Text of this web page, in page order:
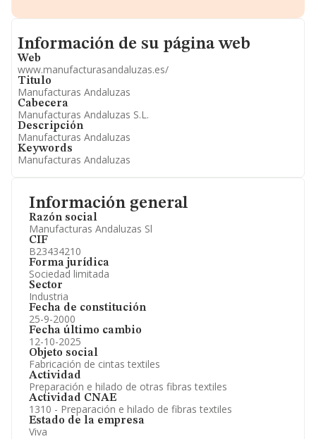
Información general
Razón social
Manufacturas Andaluzas Sl
CIF
B23434210
Forma jurídica
Sociedad limitada
Sector
Industria
Fecha de constitución
25-9-2000
Fecha último cambio
12-10-2025
Objeto social
Fabricación de cintas textiles
Actividad
Preparación e hilado de otras fibras textiles
Actividad CNAE
1310 - Preparación e hilado de fibras textiles
Estado de la empresa
Viva
Información oficial y registral complementaria.
Informacion de su página web
Información de su página web
Web
www.manufacturasandaluzas.es/
Titulo
Manufacturas Andaluzas
Cabecera
Manufacturas Andaluzas S.L.
Descripción
Manufacturas Andaluzas
Keywords
Manufacturas Andaluzas